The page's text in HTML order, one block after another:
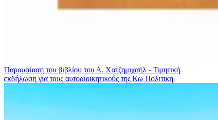
Παρουσίαση του βιβλίου του Α. Χατζημιχαήλ - Τιμητική
εκδήλωση για τους αυτοδιοικητικούς της Κω Πολιτικη